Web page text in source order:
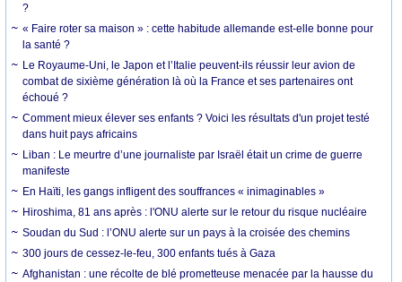
?
« Faire roter sa maison » : cette habitude allemande est-elle bonne pour
la santé ?
Le Royaume-Uni, le Japon et l’Italie peuvent-ils réussir leur avion de
combat de sixième génération là où la France et ses partenaires ont
échoué ?
Comment mieux élever ses enfants ? Voici les résultats d'un projet testé
dans huit pays africains
Liban : Le meurtre d’une journaliste par Israël était un crime de guerre
manifeste
En Haïti, les gangs infligent des souffrances « inimaginables »
Hiroshima, 81 ans après : l'ONU alerte sur le retour du risque nucléaire
Soudan du Sud : l’ONU alerte sur un pays à la croisée des chemins
300 jours de cessez-le-feu, 300 enfants tués à Gaza
Afghanistan : une récolte de blé prometteuse menacée par la hausse du